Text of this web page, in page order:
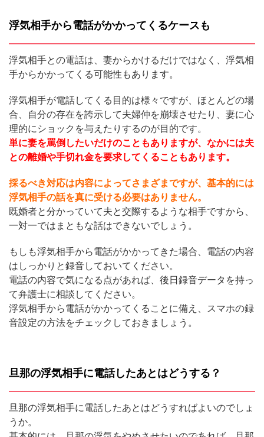
浮気相手から電話がかかってくるケースも
浮気相手との電話は、妻からかけるだけではなく、浮気相
手からかかってくる可能性もあります。
浮気相手が電話してくる目的は様々ですが、ほとんどの場
合、自分の存在を誇示して夫婦仲を崩壊させたり、妻に心
理的にショックを与えたりするのが目的です。
単に妻を罵倒したいだけのこともありますが、なかには夫
との離婚や手切れ金を要求してくることもあります。
採るべき対応は内容によってさまざまですが、基本的には
浮気相手の話を真に受ける必要はありません。
既婚者と分かっていて夫と交際するような相手ですから、
一対一ではまともな話はできないでしょう。
もしも浮気相手から電話がかかってきた場合、電話の内容
はしっかりと録音しておいてください。
電話の内容で気になる点があれば、後日録音データを持っ
て弁護士に相談してください。
浮気相手から電話がかかってくることに備え、スマホの録
音設定の方法をチェックしておきましょう。
旦那の浮気相手に電話したあとはどうする？
旦那の浮気相手に電話したあとはどうすればよいのでしょ
うか。